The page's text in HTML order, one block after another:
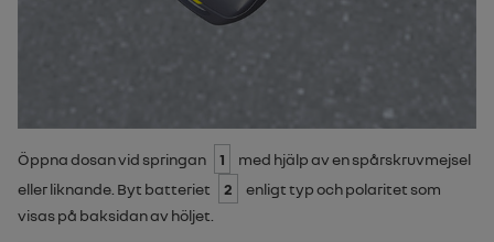
Öppna dosan vid springan 1
med hjälp av en spårskruvmejsel
eller liknande. Byt batteriet
2
enligt typ och polaritet som
visas på baksidan av höljet.